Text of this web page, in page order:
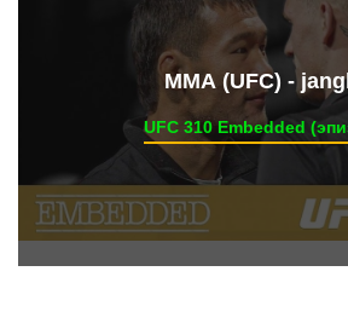
ММА (UFC) -
UFC 310 Embedded